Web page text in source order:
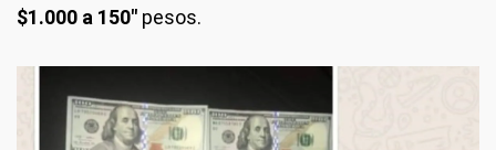
$1.000 a 150" pesos.